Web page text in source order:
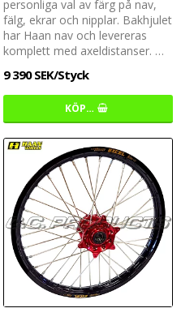
personliga val av färg på nav,
fälg, ekrar och nipplar. Bakhjulet
har Haan nav och levereras
komplett med axeldistanser. …
9 390 SEK/Styck
KÖP…